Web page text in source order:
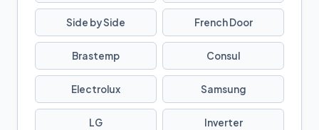
Side by Side French Door
Brastemp Consul
Electrolux Samsung
LG Inverter